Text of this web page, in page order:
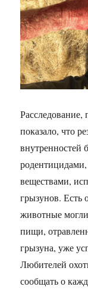
показало, что
внутренностей
веществами,
грызунов. Есть
животные
пищи,
грызуна, уже
Любителей
сообщать о